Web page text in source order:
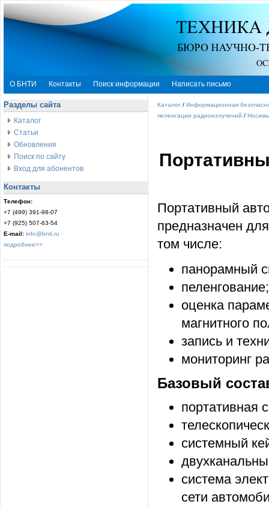
О БНТИ Контакты Поиск информации Написать письмо
Разделы сайта
Каталог
Статьи
Обновления
Поиск по сайту
Вход для абонентов
Контакты
Телефон:
+7 (499) 391-98-07
+7 (925) 507-63-54
E-mail: info@bnti.ru
подробнее>>
Каталог / Информационная
пеленгации радиоизлучений /
Портативный
предназначен
том числе:
панорамный
пеленгование;
оценка
магнитного
запись и
мониторинг
Базовый
портативная
системный
система
сети